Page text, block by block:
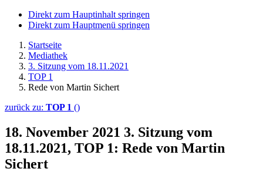
Direkt zum Hauptinhalt springen
Direkt zum Hauptmenü springen
Startseite
Mediathek
3. Sitzung vom 18.11.2021
TOP 1
Rede von Martin Sichert
zurück zu: TOP 1 ()
18. November 2021 3. Sitzung vom
18.11.2021, TOP 1: Rede von Martin
Sichert